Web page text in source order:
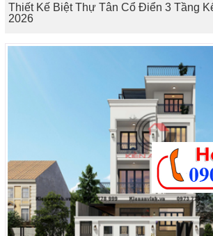
Thiết Kế Biệt Thự Tân Cổ Điển 3 Tầng
2026